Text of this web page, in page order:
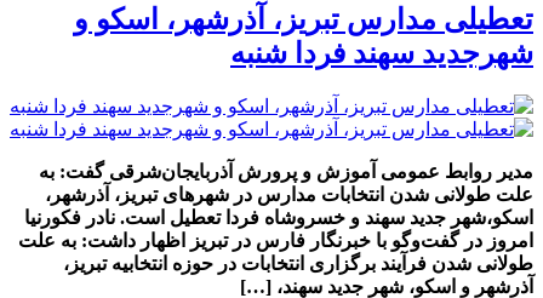
تعطیلی مدارس تبریز، آذرشهر، اسکو و
شهرجدید سهند فردا شنبه
مدیر روابط عمومی آموزش و پرورش آذربایجان‌شرقی گفت: به
علت طولانی شدن انتخابات مدارس در شهرهای تبریز، آذرشهر،
اسکو،شهر جدید سهند و خسروشاه فردا تعطیل است. نادر فکورنیا
امروز در گفت‌وگو با خبرنگار فارس در تبریز اظهار داشت: به علت
طولانی شدن فرآیند برگزاری انتخابات در حوزه انتخابیه تبریز،
آذرشهر و اسکو، شهر جدید سهند، […]